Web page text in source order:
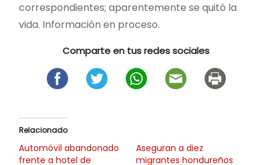
correspondientes; aparentemente se quitó la
vida. Información en proceso.
Comparte en tus redes sociales
Relacionado
Automóvil abandonado
frente a hotel de
Aseguran a diez
migrantes hondureños